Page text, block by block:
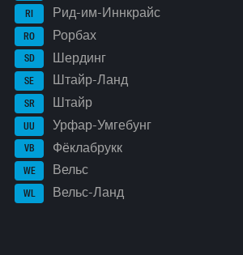
RI Рид-им-Иннкрайс
RO Рорбах
SD Шердинг
SE Штайр-Ланд
SR Штайр
UU Урфар-Умгебунг
VB Фёклабрукк
WE Вельс
WL Вельс-Ланд